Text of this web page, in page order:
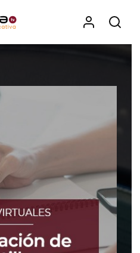
Esneca TV
introducir el
que utilizas
virtual: